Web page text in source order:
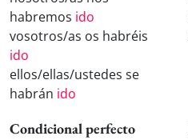
habremos ido
vosotros/as os habréis
ido
ellos/ellas/ustedes se
habrán ido
Condicional perfecto